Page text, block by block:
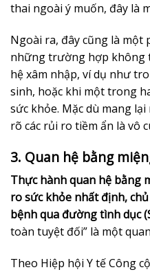
thai ngoài ý muốn, đây là
Ngoài ra, đây cũng là
những trường hợp không
hệ xâm nhập, ví dụ như
sinh, hoặc khi một trong
sức khỏe. Mặc dù mang
rõ các rủi ro tiềm ẩn là vô
3. Quan hệ bằng
Thực hành quan hệ bằng
ro sức khỏe nhất định,
bệnh qua đường tình dục
toàn tuyệt đối” là một
Theo Hiệp hội Y tế Công